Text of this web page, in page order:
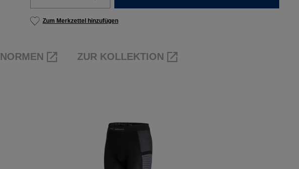
Zum Merkzettel hinzufügen
NORMEN ZUR KOLLEKTION